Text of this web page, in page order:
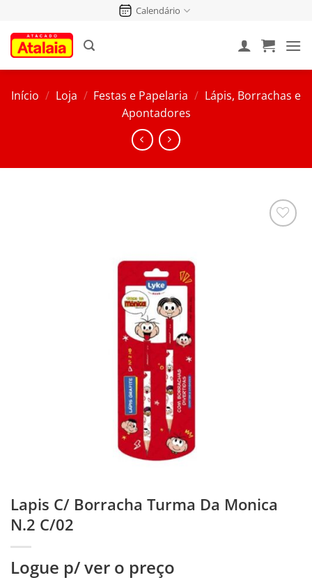
conteúdo
Calendário
Início / Loja / Festas e Papelaria / Lápis, Borrachas e
Apontadores
Lapis C/ Borracha Turma Da Monica
N.2 C/02
Logue p/ ver o preço